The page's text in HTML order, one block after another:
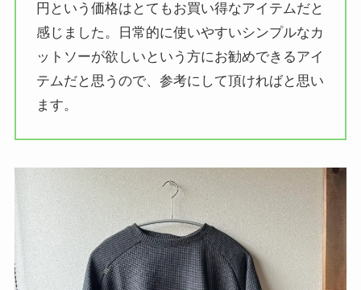
円という価格はとてもお買い得なアイテムだと
感じました。日常的に使いやすいシンプルなカ
ットソーが欲しいという方にお勧めできるアイ
テムだと思うので、参考にして頂ければと思い
ます。